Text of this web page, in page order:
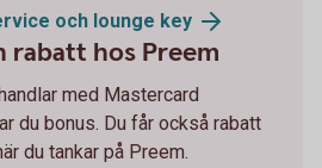
och lounge key
rabatt hos Preem
med Mastercard
du bonus. Du får också rabatt
du tankar på Preem.